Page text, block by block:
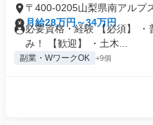
〒400-0205山梨県南アルプ
月給28万円～34万円
必要資格・経験 【必須】
み！ 【歓迎】 ・土木...
副業・WワークOK +9個